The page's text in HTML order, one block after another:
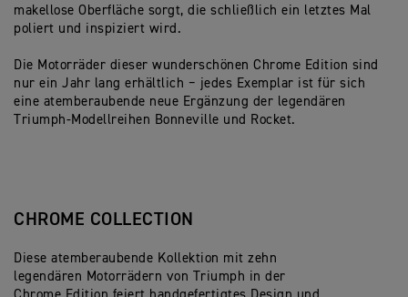
makellose Oberfläche sorgt, die schließlich ein letztes Mal
poliert und inspiziert wird.
Die Motorräder dieser wunderschönen Chrome Edition sind
nur ein Jahr lang erhältlich − jedes Exemplar ist für sich
eine atemberaubende neue Ergänzung der legendären
Triumph-Modellreihen Bonneville und Rocket.
CHROME COLLECTION
Diese atemberaubende Kollektion mit zehn
legendären Motorrädern von Triumph in der